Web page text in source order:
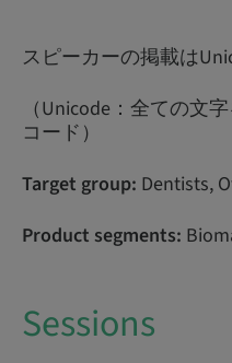
スピーカーの掲載は
（Unicode：全ての文
コード）
Target group: Dentists,
Product segments:
Sessions